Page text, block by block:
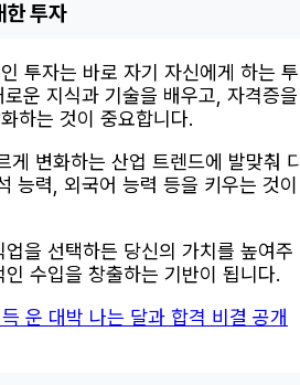
한 투자
투자는 바로 자기 자신에게 하는 투
운 지식과 기술을 배우고, 자격증을
하는 것이 중요합니다.
게 변화하는 산업 트렌드에 발맞춰
능력, 외국어 능력 등을 키우는 것이
을 선택하든 당신의 가치를 높여주
수입을 창출하는 기반이 됩니다.
운 대박 나는 달과 합격 비결 공개